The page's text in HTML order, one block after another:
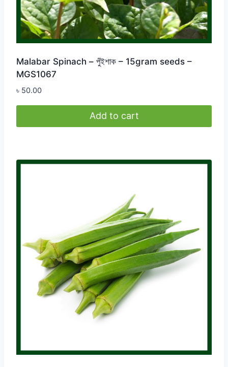
Malabar Spinach – পুঁইশাক – 15gram seeds –
MGS1067
৳ 50.00
Add to cart